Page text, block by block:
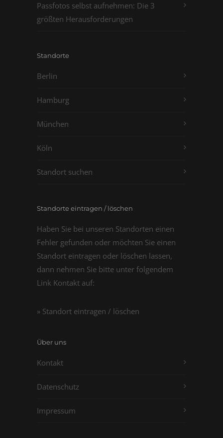
Passfotos selbst aufnehmen: Die 3
größten Herausforderungen
Standorte
Berlin
Hamburg
München
Köln
Standort suchen
Standorte eintragen / löschen
Haben Sie bei unseren Standorten einen
Fehler gefunden oder möchten Sie einen
Standort eintragen oder löschen lassen,
dann nehmen Sie bitte unter folgendem
Link Kontakt auf:
» Standort eintragen / löschen
Über uns
Kontakt
Datenschutz
Impressum